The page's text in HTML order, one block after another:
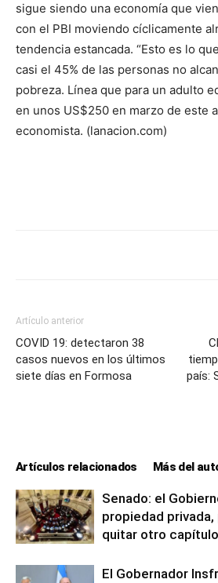
sigue siendo una economía que
con el PBI moviendo cíclicamente
tendencia estancada. “Esto es lo
casi el 45% de las personas no
pobreza. Línea que para un adulto
en unos US$250 en marzo de este
economista. (lanacion.com)
Artículo anterior
COVID 19: detectaron 38
casos nuevos en los últimos
siete días en Formosa
país:
Artículos relacionados Más del
Senado: el
propiedad
quitar otro capítulo
El Gobernador